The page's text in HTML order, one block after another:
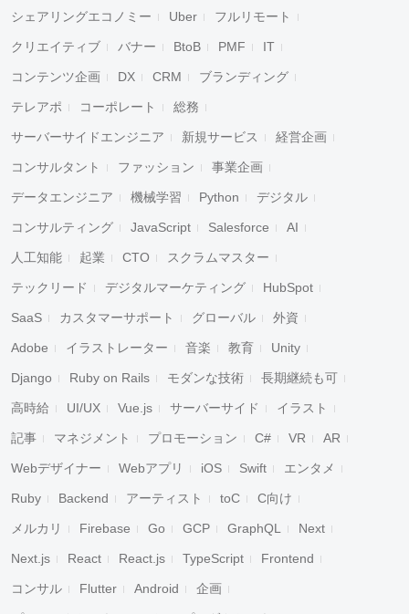
シェアリングエコノミー Uber フルリモート
クリエイティブ バナー BtoB PMF IT
コンテンツ企画 DX CRM ブランディング
テレアポ コーポレート 総務
サーバーサイドエンジニア 新規サービス 経営企画
コンサルタント ファッション 事業企画
データエンジニア 機械学習 Python デジタル
コンサルティング JavaScript Salesforce AI
人工知能 起業 CTO スクラムマスター
テックリード デジタルマーケティング HubSpot
SaaS カスタマーサポート グローバル 外資
Adobe イラストレーター 音楽 教育 Unity
Django Ruby on Rails モダンな技術 長期継続も可
高時給 UI/UX Vue.js サーバーサイド イラスト
記事 マネジメント プロモーション C# VR AR
Webデザイナー Webアプリ iOS Swift エンタメ
Ruby Backend アーティスト toC C向け
メルカリ Firebase Go GCP GraphQL Next
Next.js React React.js TypeScript Frontend
コンサル Flutter Android 企画